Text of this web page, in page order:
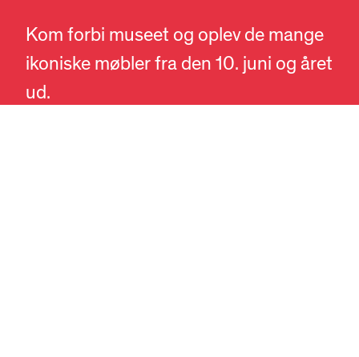
Kom forbi museet og oplev de mange
ikoniske møbler fra den 10. juni og året
ud.